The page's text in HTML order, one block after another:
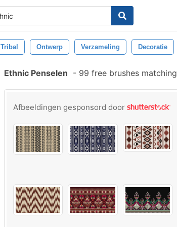
Tribal Ontwerp Verzameling Decoratie
Ethnic Penselen - 99 free brushes matching
Afbeeldingen gesponsord door